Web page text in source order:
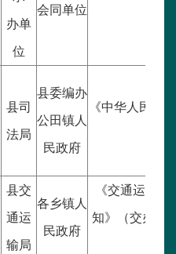
办单
位
会同单位
县司
法局
县委编办
公田镇人
民政府
《中华人民共
县交
通运
输局
各乡镇人
民政府
《交通运输
知》（交办运